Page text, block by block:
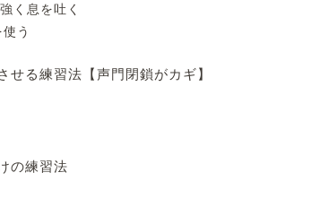
く息を吐く
う
る練習法【声門閉鎖がカギ】
の練習法